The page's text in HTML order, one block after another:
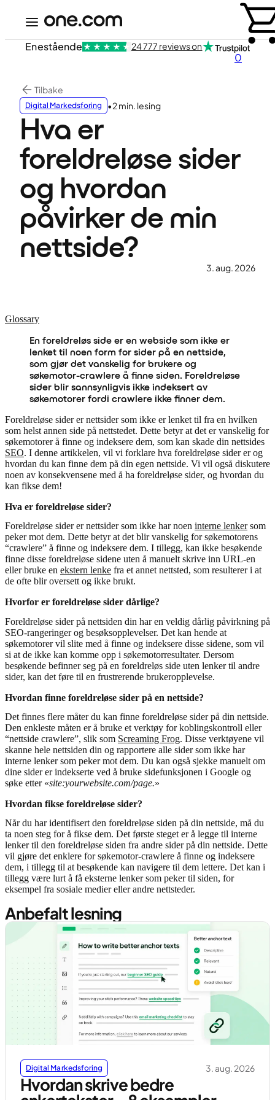
0
Enestående 24 777 reviews on
Tilbake
Digital Markedsforing •2 min. lesing
Hva er
foreldreløse sider
og hvordan
påvirker de min
nettside?
3. aug. 2026
Glossary
En foreldreløs side er en webside som ikke er
lenket til noen form for sider på en nettside,
som gjør det vanskelig for brukere og
søkemotor-crawlere å finne siden. Foreldreløse
sider blir sannsynligvis ikke indeksert av
søkemotorer fordi crawlere ikke finner dem.
Foreldreløse sider er nettsider som ikke er lenket til fra en hvilken
som helst annen side på nettstedet. Dette betyr at det er vanskelig for
søkemotorer å finne og indeksere dem, som kan skade din nettsides
SEO. I denne artikkelen, vil vi forklare hva foreldreløse sider er og
hvordan du kan finne dem på din egen nettside. Vi vil også diskutere
noen av konsekvensene med å ha foreldreløse sider, og hvordan du
kan fikse dem!
Hva er foreldreløse sider?
Foreldreløse sider er nettsider som ikke har noen interne lenkersom
peker mot dem. Dette betyr at det blir vanskelig for søkemotorens
“crawlere” å finne og indeksere dem. I tillegg, kan ikke besøkende
finne disse foreldreløse sidene uten å manuelt skrive inn URL-en
eller bruke en ekstern lenke fra et annet nettsted, som resulterer i at
de ofte blir oversett og ikke brukt.
Hvorfor er foreldreløse sider dårlige?
Foreldreløse sider på nettsiden din har en veldig dårlig påvirkning på
SEO-rangeringer og besøksopplevelser. Det kan hende at
søkemotorer vil slite med å finne og indeksere disse sidene, som vil
si at de ikke kan komme opp i søkemotorresultater. Dersom
besøkende befinner seg på en foreldreløs side uten lenker til andre
sider, kan det føre til en frustrerende brukeropplevelse.
Hvordan finne foreldreløse sider på en nettside?
Det finnes flere måter du kan finne foreldreløse sider på din nettside.
Den enkleste måten er å bruke et verktøy for koblingskontroll eller
“nettside crawlere”, slik som Screaming Frog. Disse verktøyene vil
skanne hele nettsiden din og rapportere alle sider som ikke har
interne lenker som peker mot dem. Du kan også sjekke manuelt om
dine sider er indekserte ved å bruke sidefunksjonen i Google og
søke etter «site:yourwebsite.com/page.»
Hvordan fikse foreldreløse sider?
Når du har identifisert den foreldreløse siden på din nettside, må du
ta noen steg for å fikse dem. Det første steget er å legge til interne
lenker til den foreldreløse siden fra andre sider på din nettside. Dette
vil gjøre det enklere for søkemotor-crawlere å finne og indeksere
dem, i tillegg til at besøkende kan navigere til dem lettere. Det kan i
tillegg være lurt å få eksterne lenker som peker til siden, for
eksempel fra sosiale medier eller andre nettsteder.
Anbefalt lesning
Digital Markedsforing 3. aug. 2026
Hvordan skrive bedre